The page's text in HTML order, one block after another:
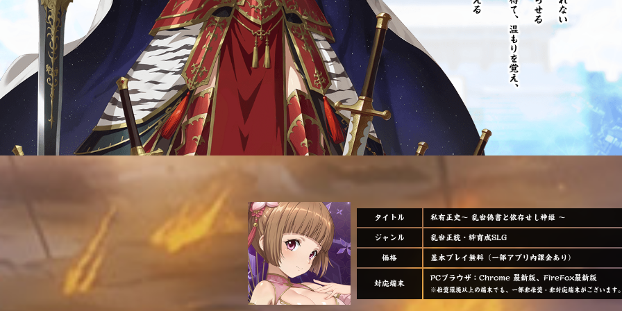
タイトル 私有正史～ 乱世偽書と依存せし神姫 ～
ジャンル 乱世正統・絆育成SLG
価格 基本プレイ無料（一部アプリ内課金あり）
対応端末
PCブラウザ：Chrome 最新版、FireFox最新版
※推奨環境以上の端末でも、一部非推奨・非対応端末がございます